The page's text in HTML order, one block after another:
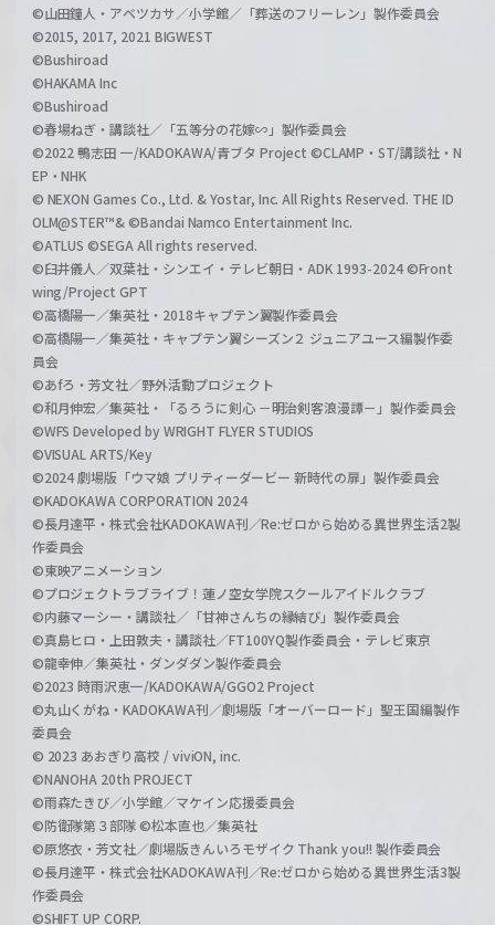
©山田鐘人・アベツカサ／小学館／「葬送のフリーレン」製作委員会
©2015, 2017, 2021 BIGWEST
©Bushiroad
©HAKAMA Inc
©Bushiroad
©春場ねぎ・講談社／「五等分の花嫁∽」製作委員会
©2022 鴨志田 一/KADOKAWA/青ブタ Project ©CLAMP・ST/講談社・N
EP・NHK
© NEXON Games Co., Ltd. & Yostar, Inc. All Rights Reserved. THE ID
OLM@STER™& ©Bandai Namco Entertainment Inc.
©ATLUS ©SEGA All rights reserved.
©臼井儀人／双葉社・シンエイ・テレビ朝日・ADK 1993-2024 ©Front
wing/Project GPT
©高橋陽一／集英社・2018キャプテン翼製作委員会
©高橋陽一／集英社・キャプテン翼シーズン２ ジュニアユース編製作委
員会
©あfろ・芳文社／野外活動プロジェクト
©和月伸宏／集英社・「るろうに剣心 －明治剣客浪漫譚－」製作委員会
©WFS Developed by WRIGHT FLYER STUDIOS
©VISUAL ARTS/Key
©2024 劇場版「ウマ娘 プリティーダービー 新時代の扉」製作委員会
©KADOKAWA CORPORATION 2024
©長月達平・株式会社KADOKAWA刊／Re:ゼロから始める異世界生活2製
作委員会
©東映アニメーション
©プロジェクトラブライブ！蓮ノ空女学院スクールアイドルクラブ
©内藤マーシー・講談社／「甘神さんちの縁結び」製作委員会
©真島ヒロ・上田敦夫・講談社／FT100YQ製作委員会・テレビ東京
©龍幸伸／集英社・ダンダダン製作委員会
©2023 時雨沢恵一/KADOKAWA/GGO2 Project
©丸山くがね・KADOKAWA刊／劇場版「オーバーロード」聖王国編製作
委員会
© 2023 あおぎり高校 / viviON, inc.
©NANOHA 20th PROJECT
©雨森たきび／小学館／マケイン応援委員会
©防衛隊第３部隊 ©松本直也／集英社
©原悠衣・芳文社／劇場版きんいろモザイク Thank you!! 製作委員会
©長月達平・株式会社KADOKAWA刊／Re:ゼロから始める異世界生活3製
作委員会
©SHIFT UP CORP.